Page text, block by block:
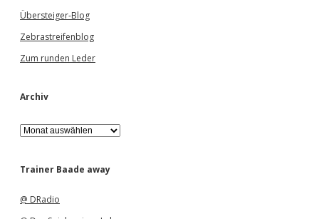
Übersteiger-Blog
Zebrastreifenblog
Zum runden Leder
Archiv
A
r
h
Trainer Baade away
@ DRadio